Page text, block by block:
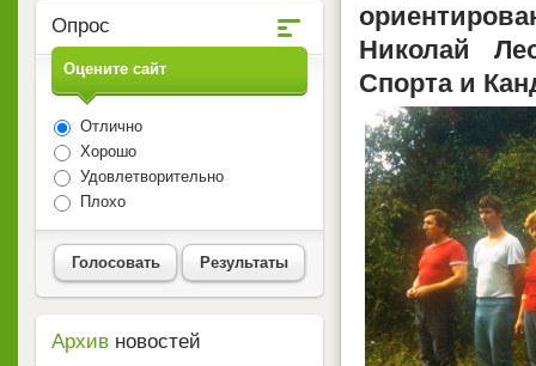
Николай
Спорта и
Опрос
Оцените сайт
Отлично
Хорошо
Удовлетворительно
Плохо
Голосовать Результаты
Архив новостей